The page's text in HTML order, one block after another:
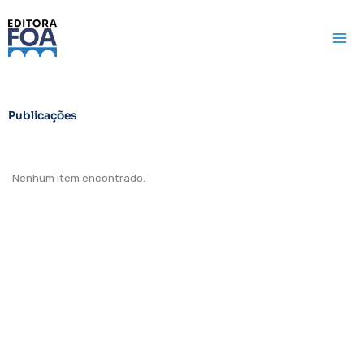
para
Publicações
Nenhum item encontrado.